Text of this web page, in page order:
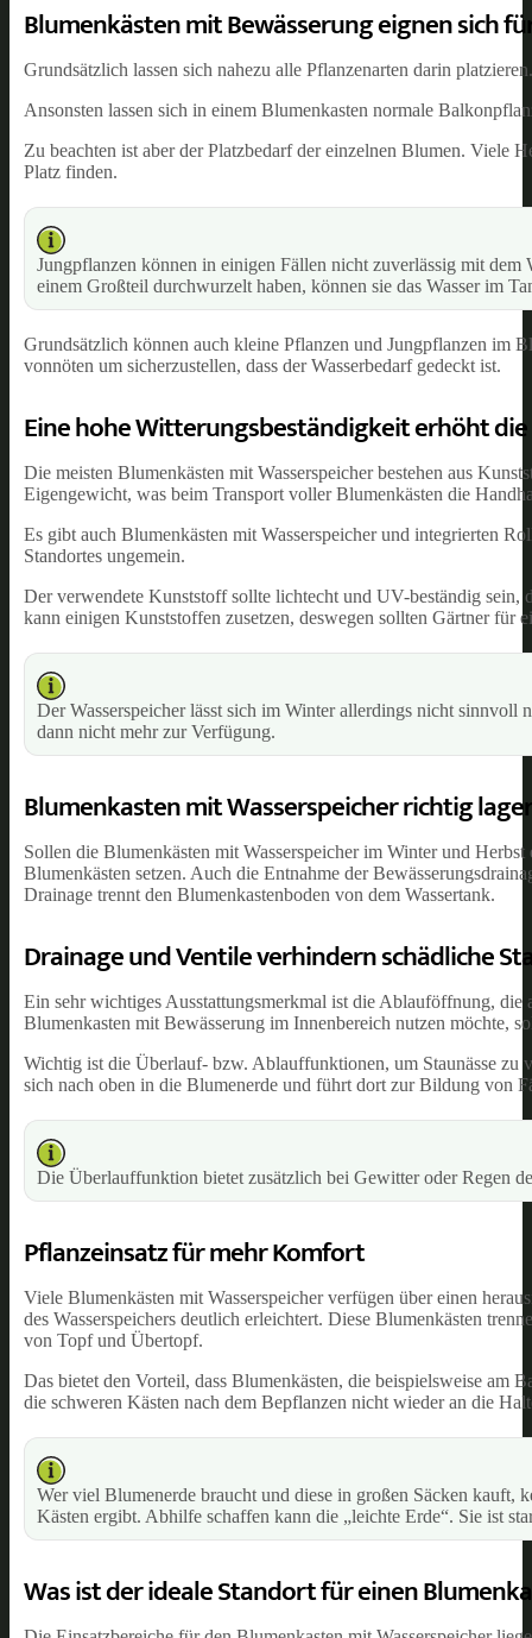
Blumenkästen mit Bewässerung eignen sich
Grundsätzlich lassen sich nahezu alle Pflanzenarten darin
Ansonsten lassen sich in einem Blumenkasten normale
Zu beachten ist aber der Platzbedarf der einzelnen Blumen. Viele
Platz finden.
Jungpflanzen können in einigen Fällen nicht zuverlässig mit
einem Großteil durchwurzelt haben, können sie das Wasser im
Grundsätzlich können auch kleine Pflanzen und Jungpflanzen im
vonnöten um sicherzustellen, dass der Wasserbedarf gedeckt ist.
Eine hohe Witterungsbeständigkeit erhöht
Die meisten Blumenkästen mit Wasserspeicher bestehen aus
Eigengewicht, was beim Transport voller Blumenkästen die
Es gibt auch Blumenkästen mit Wasserspeicher und integrierten
Standortes ungemein.
Der verwendete Kunststoff sollte lichtecht und UV-beständig sein,
kann einigen Kunststoffen zusetzen, deswegen sollten Gärtner für
Der Wasserspeicher lässt sich im Winter allerdings nicht sinnvoll
dann nicht mehr zur Verfügung.
Blumenkasten mit Wasserspeicher richtig
Sollen die Blumenkästen mit Wasserspeicher im Winter und
Blumenkästen setzen. Auch die Entnahme der
Drainage trennt den Blumenkastenboden von dem Wassertank.
Drainage und Ventile verhindern schädliche
Ein sehr wichtiges Ausstattungsmerkmal ist die Ablauföffnung, die
Blumenkasten mit Bewässerung im Innenbereich nutzen möchte,
Wichtig ist die Überlauf- bzw. Ablauffunktionen, um Staunässe zu
sich nach oben in die Blumenerde und führt dort zur Bildung von
Die Überlauffunktion bietet zusätzlich bei Gewitter oder Regen
Pflanzeinsatz für mehr Komfort
Viele Blumenkästen mit Wasserspeicher verfügen über einen
des Wasserspeichers deutlich erleichtert. Diese Blumenkästen
von Topf und Übertopf.
Das bietet den Vorteil, dass Blumenkästen, die beispielsweise am
die schweren Kästen nach dem Bepflanzen nicht wieder an die
Wer viel Blumenerde braucht und diese in großen Säcken kauft,
Kästen ergibt. Abhilfe schaffen kann die „leichte Erde“. Sie ist
Was ist der ideale Standort für einen